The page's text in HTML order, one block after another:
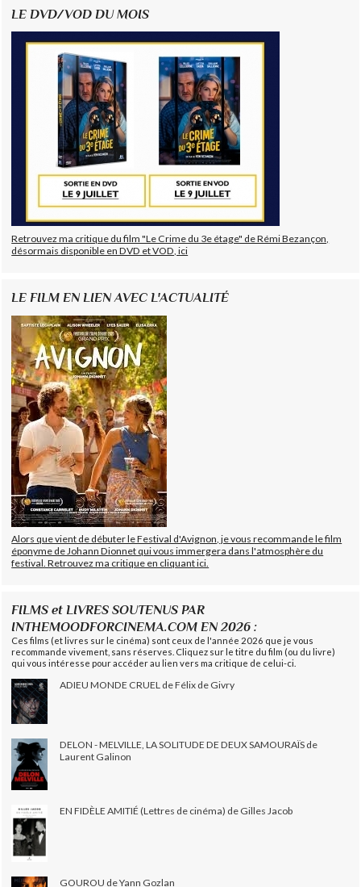
LE DVD/VOD DU MOIS
Retrouvez ma critique du film "Le Crime du 3e étage" de Rémi Bezançon,
désormais disponible en DVD et VOD, ici
LE FILM EN LIEN AVEC L'ACTUALITÉ
Alors que vient de débuter le Festival d'Avignon, je vous recommande le film
éponyme de Johann Dionnet qui vous immergera dans l'atmosphère du
festival. Retrouvez ma critique en cliquant ici.
FILMS et LIVRES SOUTENUS PAR
INTHEMOODFORCINEMA.COM EN 2026 :
Ces films (et livres sur le cinéma) sont ceux de l'année 2026 que je vous
recommande vivement, sans réserves. Cliquez sur le titre du film (ou du livre)
qui vous intéresse pour accéder au lien vers ma critique de celui-ci.
ADIEU MONDE CRUEL de Félix de Givry
DELON - MELVILLE, LA SOLITUDE DE DEUX SAMOURAÏS de
Laurent Galinon
EN FIDÈLE AMITIÉ (Lettres de cinéma) de Gilles Jacob
GOUROU de Yann Gozlan